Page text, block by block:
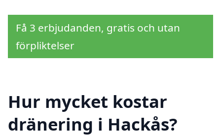
Få 3 erbjudanden, gratis och utan
förpliktelser
Hur mycket kostar
dränering i Hackås?